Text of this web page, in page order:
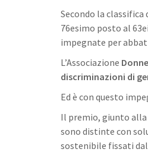
Secondo la classifica
76esimo posto al
impegnate per
L’Associazione
discriminazioni di
Ed è con questo
Il premio, giunto
sono distinte con
sostenibile fissati